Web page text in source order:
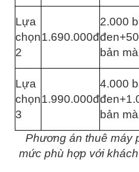
Lựa
chọn
2
1.690.000đ
2.000
bản
Lựa
chọn
3
1.990.000đ
4.000
bản
Phương án thuê máy
mức phù hợp với